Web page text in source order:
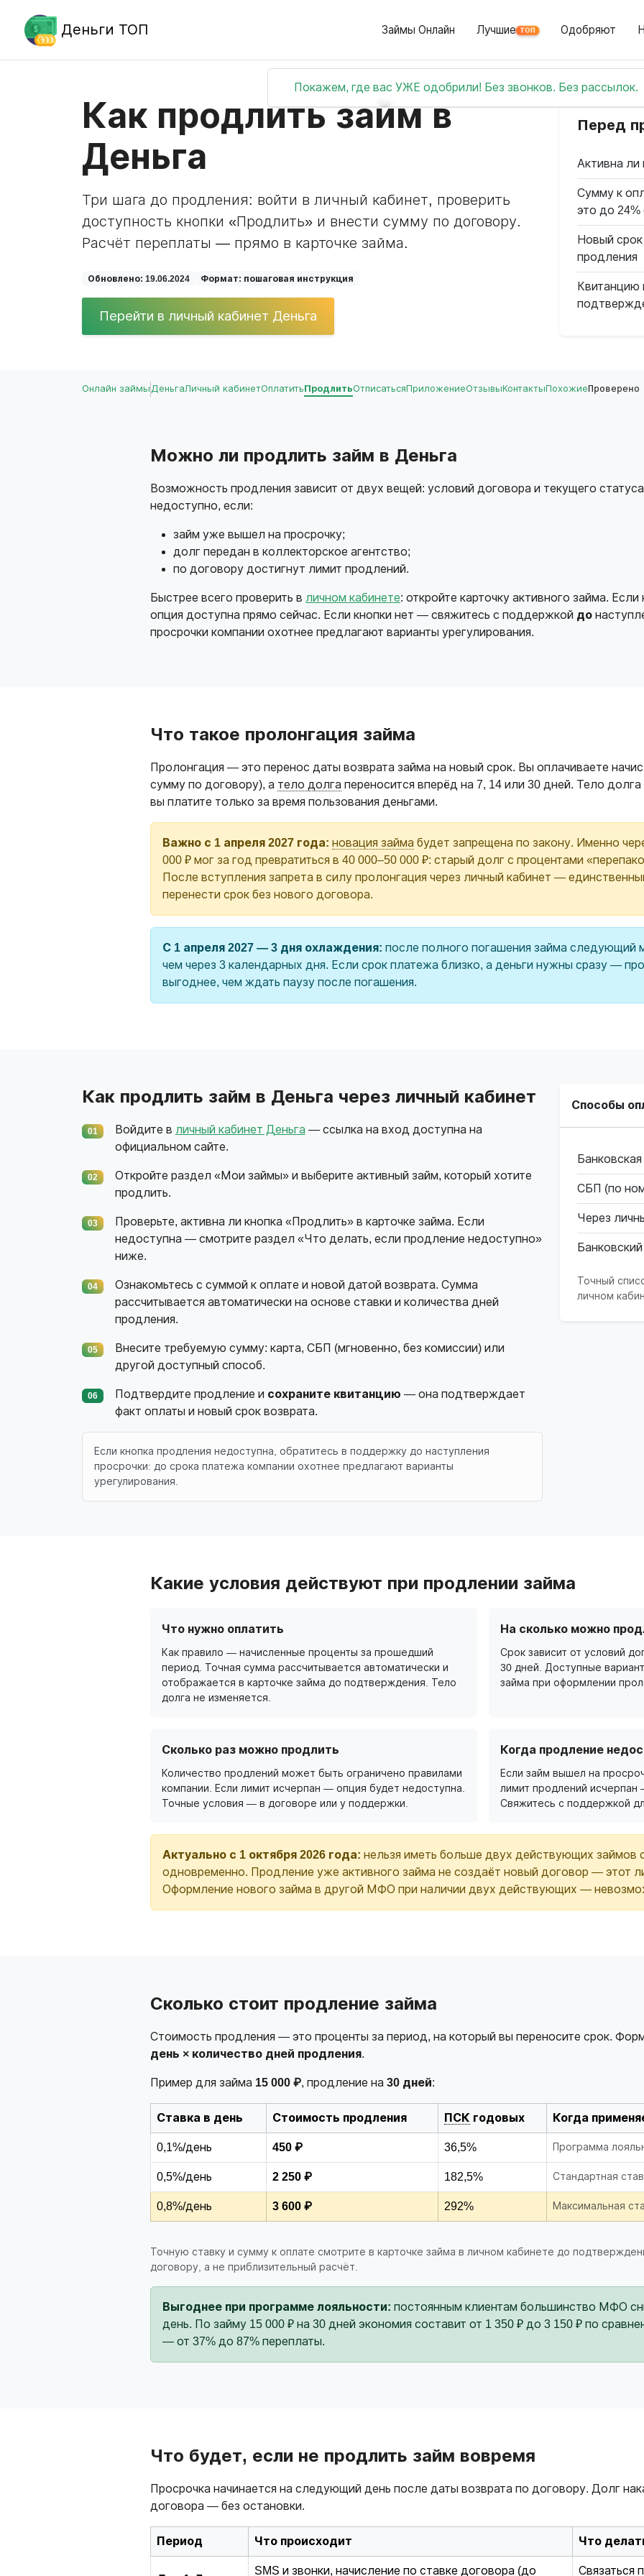
Деньги ТОП Займы Онлайн Лучшие ТОП Одобряют
Покажем, где вас УЖЕ одобрили! Без звонков. Без рассылок.
Как продлить займ в
Деньга
Три шага до продления: войти в личный кабинет, проверить
доступность кнопки «Продлить» и внести сумму по договору.
Расчёт переплаты — прямо в карточке займа.
Обновлено: 19.06.2024 Формат: пошаговая инструкция
Перейти в личный кабинет Деньга
Перед
Активна ли
Сумму к
это до
Новый
продления
Квитанцию
Онлайн займыДеньгаЛичный кабинетОплатитьПродлитьОтписатьсяПриложениеОтзывыКонтактыПохожие
Можно ли продлить займ в Деньга
Возможность продления зависит от двух вещей: условий договора и текущего
недоступно, если:
займ уже вышел на просрочку;
долг передан в коллекторское агентство;
по договору достигнут лимит продлений.
Быстрее всего проверить в личном кабинете: откройте карточку активного займа.
опция доступна прямо сейчас. Если кнопки нет — свяжитесь с поддержкой до
просрочки компании охотнее предлагают варианты урегулирования.
Что такое пролонгация займа
Пролонгация — это перенос даты возврата займа на новый срок. Вы оплачиваете
сумму по договору), а тело долга переносится вперёд на 7, 14 или 30 дней. Тело
вы платите только за время пользования деньгами.
Важно с 1 апреля 2027 года: новация займа будет запрещена по закону. Именно
000 ₽ мог за год превратиться в 40 000–50 000 ₽: старый долг с процентами
После вступления запрета в силу пролонгация через личный кабинет —
перенести срок без нового договора.
С 1 апреля 2027 — 3 дня охлаждения: после полного погашения займа следующий
чем через 3 календарных дня. Если срок платежа близко, а деньги нужны сразу —
выгоднее, чем ждать паузу после погашения.
Как продлить займ в Деньга через личный кабинет
01 Войдите в личный кабинет Деньга — ссылка на вход доступна на
официальном сайте.
02
Откройте раздел «Мои займы» и выберите активный займ, который хотите
продлить.
03
Проверьте, активна ли кнопка «Продлить» в карточке займа. Если
недоступна — смотрите раздел «Что делать, если продление недоступно»
ниже.
04
Ознакомьтесь с суммой к оплате и новой датой возврата. Сумма
рассчитывается автоматически на основе ставки и количества дней
продления.
05
Внесите требуемую сумму: карта, СБП (мгновенно, без комиссии) или
другой доступный способ.
06 Подтвердите продление и сохраните квитанцию — она подтверждает
факт оплаты и новый срок возврата.
Если кнопка продления недоступна, обратитесь в поддержку до наступления
просрочки: до срока платежа компании охотнее предлагают варианты
урегулирования.
Способы
Банковская
СБП (по
Через
Точный
личном
Какие условия действуют при продлении займа
Что нужно оплатить
Как правило — начисленные проценты за прошедший
период. Точная сумма рассчитывается автоматически и
отображается в карточке займа до подтверждения. Тело
долга не изменяется.
На сколько можно
Срок зависит от условий
30 дней. Доступные
займа при оформлении
Сколько раз можно продлить
Количество продлений может быть ограничено правилами
компании. Если лимит исчерпан — опция будет недоступна.
Точные условия — в договоре или у поддержки.
Когда продление
Если займ вышел на
лимит продлений исчерпан
Свяжитесь с поддержкой
Актуально с 1 октября 2026 года: нельзя иметь больше двух действующих займов
одновременно. Продление уже активного займа не создаёт новый договор — этот
Оформление нового займа в другой МФО при наличии двух действующих —
Сколько стоит продление займа
Стоимость продления — это проценты за период, на который вы переносите срок.
день × количество дней продления.
Пример для займа 15 000 ₽, продление на 30 дней:
Ставка в день Стоимость продления ПСК годовых Когда
0,1%/день 450 ₽ 36,5% Программа
0,5%/день 2 250 ₽ 182,5% Стандартная
0,8%/день 3 600 ₽ 292% Максимальная
Точную ставку и сумму к оплате смотрите в карточке займа в личном кабинете до
договору, а не приблизительный расчёт.
Выгоднее при программе лояльности: постоянным клиентам большинство МФО
день. По займу 15 000 ₽ на 30 дней экономия составит от 1 350 ₽ до 3 150 ₽ по
— от 37% до 87% переплаты.
Что будет, если не продлить займ вовремя
Просрочка начинается на следующий день после даты возврата по договору. Долг
договора — без остановки.
Период Что происходит Что
SMS и звонки, начисление по ставке договора (до Связаться